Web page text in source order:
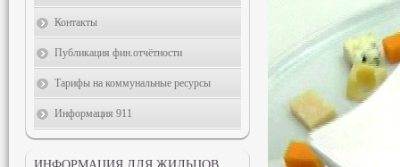
Контакты
Публикация фин.отчётности
Тарифы на коммунальные ресурсы
Информация 911